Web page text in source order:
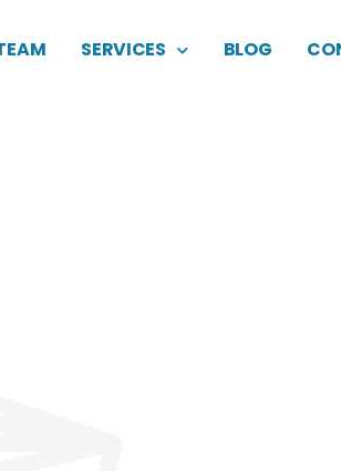
SERVICES BLOG